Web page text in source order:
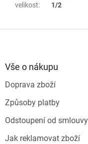
velikost: 1/2
Vše o nákupu
Doprava zboží
Způsoby platby
Odstoupení od smlouvy
Jak reklamovat zboží